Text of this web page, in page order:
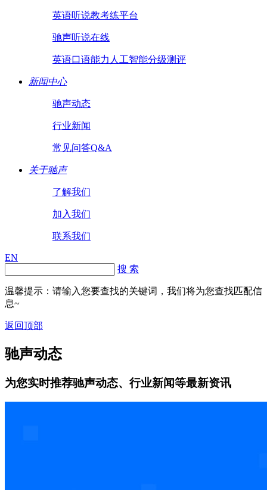
英语听说教考练平台
驰声听说在线
英语口语能力人工智能分级测评
新闻中心
驰声动态
行业新闻
常见问答Q&A
关于驰声
了解我们
加入我们
联系我们
EN
搜 索
温馨提示：请输入您要查找的关键词，我们将为您查找匹配信
息~
返回顶部
驰声动态
为您实时推荐驰声动态、行业新闻等最新资讯